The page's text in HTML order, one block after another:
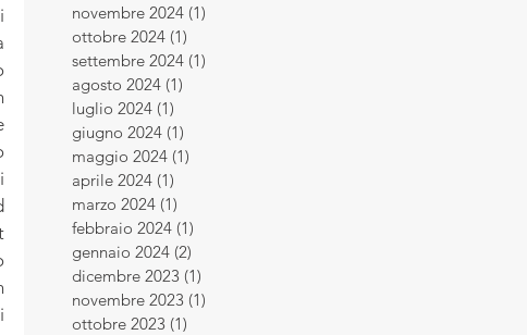
novembre 2024 (1)
ottobre 2024 (1)
settembre 2024 (1)
agosto 2024 (1)
luglio 2024 (1)
giugno 2024 (1)
maggio 2024 (1)
aprile 2024 (1)
marzo 2024 (1)
febbraio 2024 (1)
gennaio 2024 (2)
dicembre 2023 (1)
novembre 2023 (1)
ottobre 2023 (1)